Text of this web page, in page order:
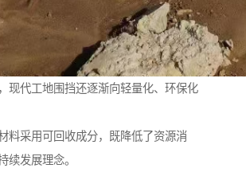
现代工地围挡还逐渐向轻量化、环保化
料采用可回收成分，既降低了资源消
续发展理念。